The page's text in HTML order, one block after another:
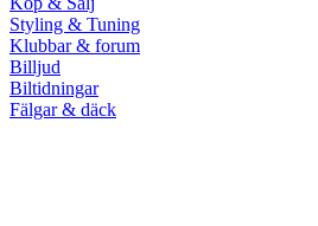
Styling & Tuning
Klubbar & forum
Billjud
Biltidningar
Fälgar & däck